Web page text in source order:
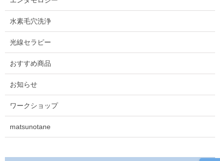
水素毛穴洗浄
光線セラピー
おすすめ商品
お知らせ
ワークショップ
matsunotane